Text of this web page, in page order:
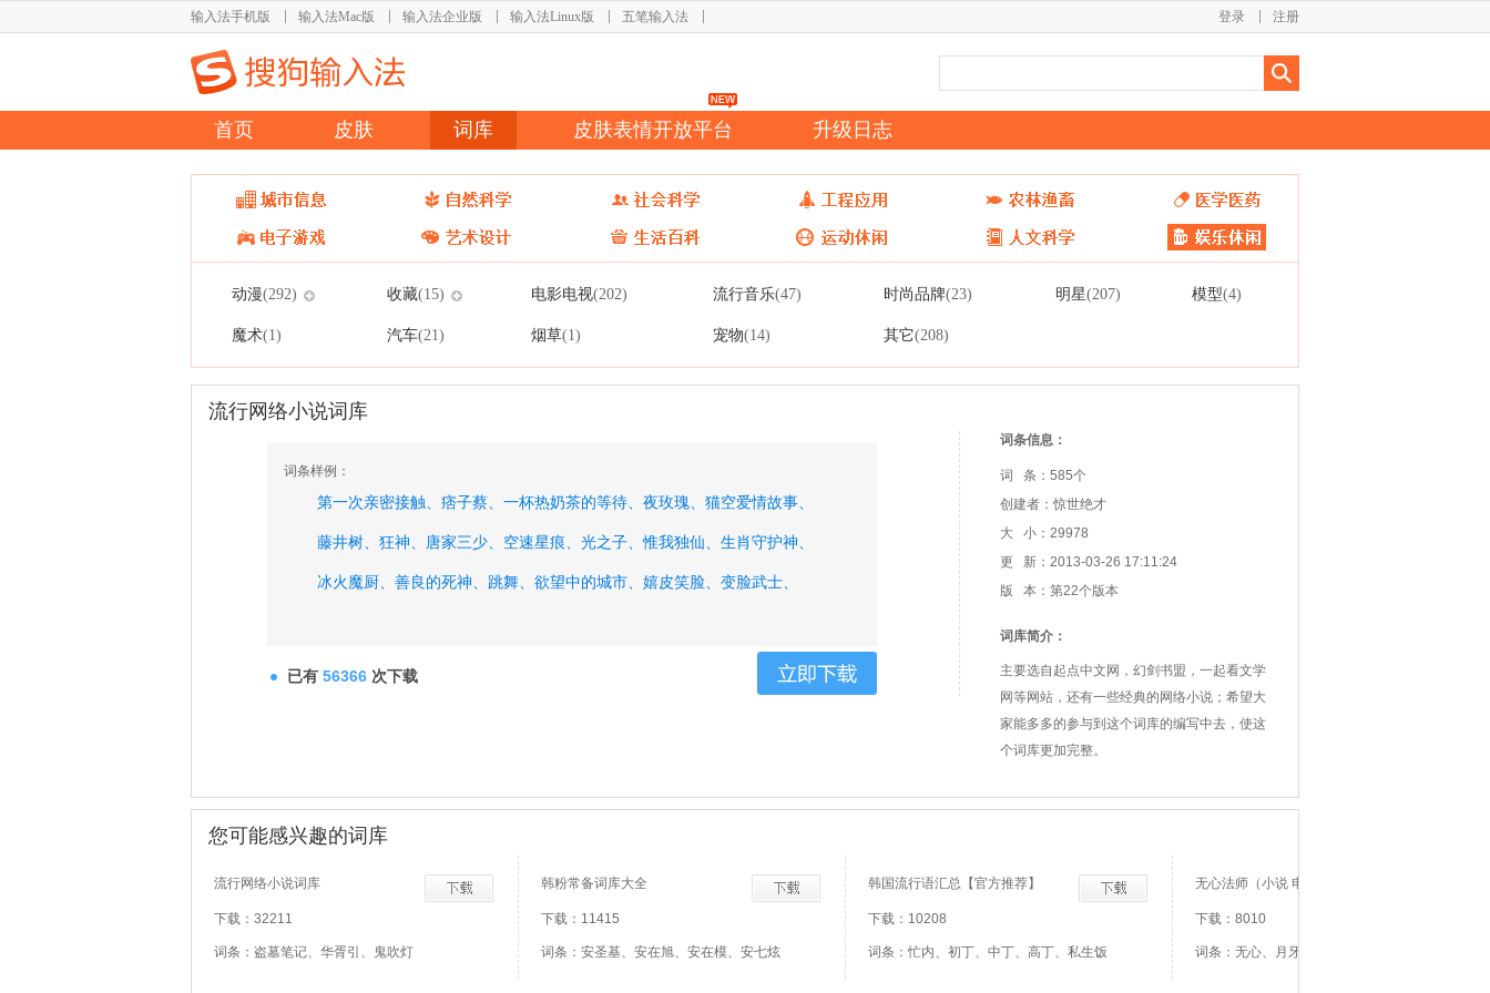
输入法手机版 输入法Mac版 输入法企业版 输入法Linux版 五笔输入法 注册
登录
首页 皮肤 词库 皮肤表情开放平台 升级日志
动漫(292) 收藏(15) 电影电视(202) 流行音乐(47) 时尚品牌(23) 明星(207) 模型(4)
魔术(1) 汽车(21) 烟草(1) 宠物(14) 其它(208)
流行网络小说词库
词条样例：
第一次亲密接触、 痞子蔡、 一杯热奶茶的等待、 夜玫瑰、 猫空爱情故事、
藤井树、 狂神、 唐家三少、 空速星痕、 光之子、惟我独仙、 生肖守护神、
冰火魔厨、 善良的死神、 跳舞、 欲望中的城市、 嬉皮笑脸、 变脸武士、
已有 56366 次下载
词条信息：
词 条：585个
创建者：惊世绝才
大 小：29978
更 新：2013-03-26 17:11:24
版 本：第22个版本
词库简介：
主要选自起点中文网，幻剑书盟，一起看文学
网等网站，还有一些经典的网络小说；希望大
家能多多的参与到这个词库的编写中去，使这
个词库更加完整。
您可能感兴趣的词库
流行网络小说词库
下载：32211
词条：盗墓笔记、华胥引、鬼吹灯
韩粉常备词库大全
下载：11415
词条：安圣基、安在旭、安在模、安七炫
韩国流行语汇总【官方推荐】
下载：10208
词条：忙内、初丁、中丁、高丁、私生饭
无心法师（小说 电视剧）词库
下载：8010
词条：无心、月牙、岳绮罗、顾大人